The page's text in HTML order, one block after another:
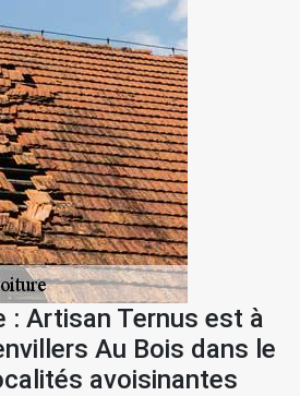
: Artisan Ternus est à
Au Bois dans le
avoisinantes